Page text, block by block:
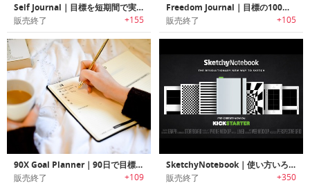
Self Journal｜目標を短期間で実現するデイリープランナー「セルフジャーナル」
販売終了 +155
Freedom Journal｜目標の100日間達成をサポートするプランナー「フリーダムジャーナル」
販売終了 +105
90X Goal Planner｜90日で目標達成する手帳「90Xゴールプランナー」
販売終了 +109
SketchyNotebook｜使い方いろいろの万能ノート スケッチーノートブック
販売終了 +350